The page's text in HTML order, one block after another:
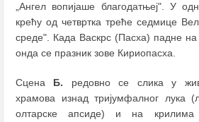
„Ангел вопијаше благодатњеј". У
крећу од четвртка треће седмице
среде". Када Васкрс (Пасха) падне на
онда се празник зове Кириопасха.
Сцена Б. редовно се слика у
храмова изнад тријумфалног лука
олтарске апсиде) и на